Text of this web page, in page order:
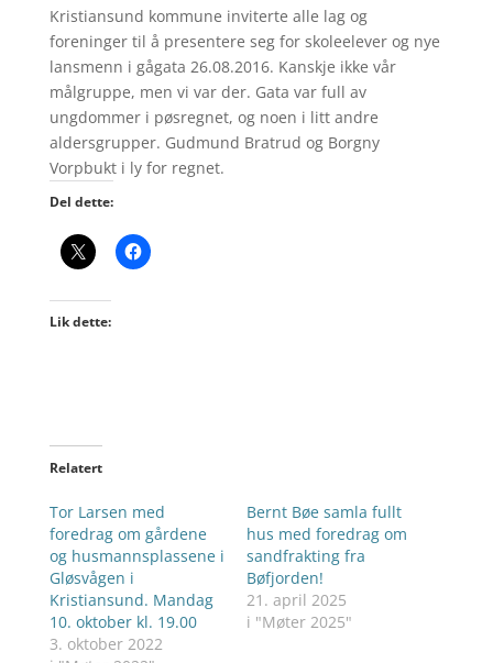
Kristiansund kommune inviterte alle lag og
foreninger til å presentere seg for skoleelever og nye
lansmenn i gågata 26.08.2016. Kanskje ikke vår
målgruppe, men vi var der. Gata var full av
ungdommer i pøsregnet, og noen i litt andre
aldersgrupper. Gudmund Bratrud og Borgny
Vorpbukt i ly for regnet.
Del dette:
Lik dette:
Relatert
Tor Larsen med
foredrag om gårdene
og husmannsplassene i
Gløsvågen i
Kristiansund. Mandag
10. oktober kl. 19.00
3. oktober 2022
Bernt Bøe samla fullt
hus med foredrag om
sandfrakting fra
Bøfjorden!
21. april 2025
i "Møter 2025"